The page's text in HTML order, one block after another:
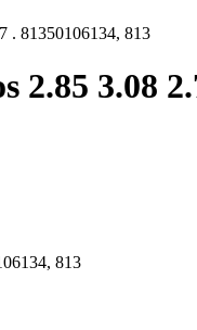
. 81350106134, 813
3.08
813